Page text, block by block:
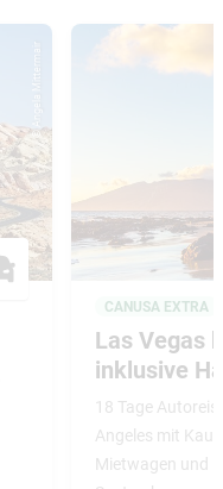
© Angela Mittermair
CANUSA EXTRA
Las Vegas
inklusive
18 Tage
Angeles mit
Mietwagen und